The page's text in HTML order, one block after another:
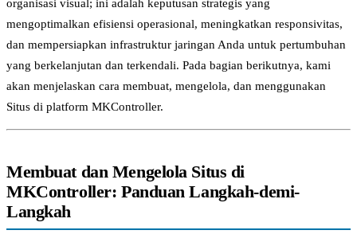
organisasi visual; ini adalah keputusan strategis yang
mengoptimalkan efisiensi operasional, meningkatkan responsivitas,
dan mempersiapkan infrastruktur jaringan Anda untuk pertumbuhan
yang berkelanjutan dan terkendali. Pada bagian berikutnya, kami
akan menjelaskan cara membuat, mengelola, dan menggunakan
Situs di platform MKController.
Membuat dan Mengelola Situs di
MKController: Panduan Langkah-demi-
Langkah